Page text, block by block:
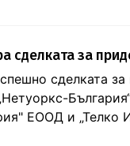
сделката за
сделката
ЕООД и „Телко